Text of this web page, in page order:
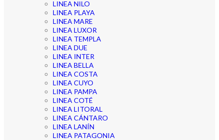
LINEA NILO
LINEA PLAYA
LINEA MARE
LINEA LUXOR
LINEA TEMPLA
LINEA DUE
LINEA INTER
LINEA BELLA
LINEA COSTA
LINEA CUYO
LINEA PAMPA
LINEA COTÉ
LINEA LITORAL
LINEA CÁNTARO
LINEA LANÍN
LINEA PATAGONIA